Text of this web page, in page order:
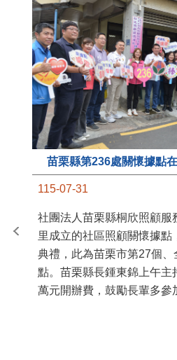
苗栗縣第236處關懷據點
115-07-31
社團法人苗栗縣桐欣照顧服
里成立的社區照顧關懷據點
典禮，此為苗栗市第27個、
點。苗栗縣長鍾東錦上午主
萬元開辦費，鼓勵長輩多參